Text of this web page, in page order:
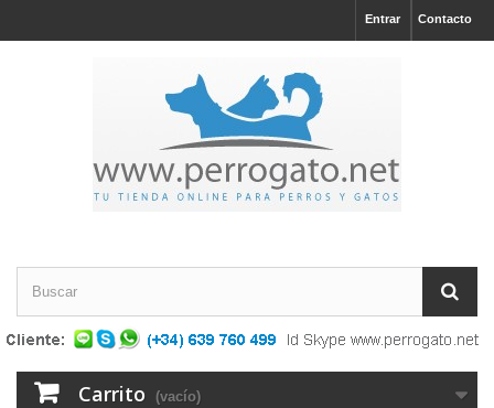
Contacto
Entrar
Carrito (vacío)